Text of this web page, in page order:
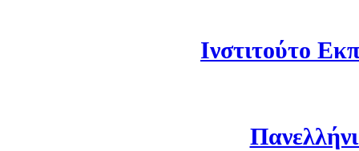
Ινστιτούτο